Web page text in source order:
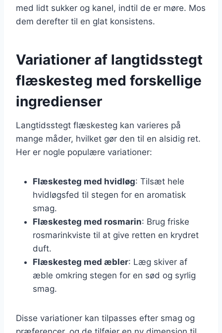
med lidt sukker og kanel, indtil de er møre. Mos
dem derefter til en glat konsistens.
Variationer af langtidsstegt
flæskesteg med forskellige
ingredienser
Langtidsstegt flæskesteg kan varieres på
mange måder, hvilket gør den til en alsidig ret.
Her er nogle populære variationer:
Flæskesteg med hvidløg: Tilsæt hele
hvidløgsfed til stegen for en aromatisk
smag.
Flæskesteg med rosmarin: Brug friske
rosmarinkviste til at give retten en krydret
duft.
Flæskesteg med æbler: Læg skiver af
æble omkring stegen for en sød og syrlig
smag.
Disse variationer kan tilpasses efter smag og